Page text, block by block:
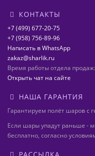
КОНТАКТЫ
+7 (499) 677-20-75
+7 (958) 756-89-96
Написать в WhatsApp
zakaz@sharlik.ru
Время работы отдела
Открыть чат на сайте
НАША ГАРАНТИЯ
Гарантируем полёт шаров с
Если шары упадут раньше -
бесплатно, согласно